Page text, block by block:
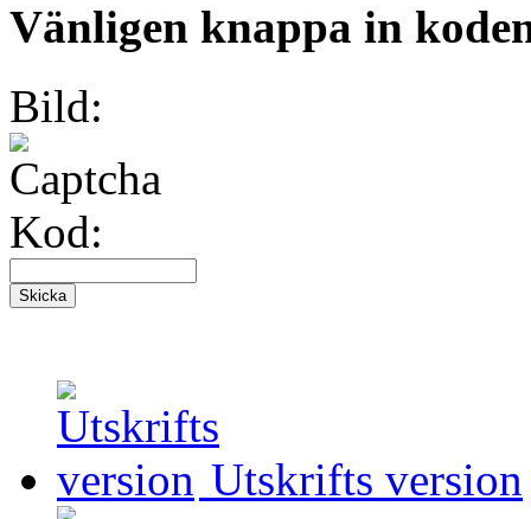
Vänligen knappa in
Bild:
Kod:
Utskrifts version